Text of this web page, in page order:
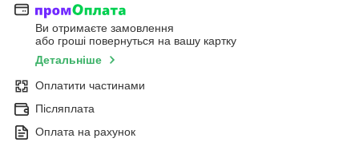
Ви отримаєте замовлення
або гроші повернуться на вашу картку
Детальніше
Оплатити частинами
Післяплата
Оплата на рахунок